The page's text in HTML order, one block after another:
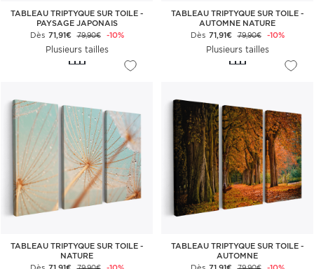
TABLEAU TRIPTYQUE SUR TOILE -
PAYSAGE JAPONAIS
Dès 71,91€ 79,90€ -10%
Plusieurs tailles
TABLEAU TRIPTYQUE SUR TOILE -
AUTOMNE NATURE
Dès 71,91€ 79,90€ -10%
Plusieurs tailles
TABLEAU TRIPTYQUE SUR TOILE -
NATURE
TABLEAU TRIPTYQUE SUR TOILE -
AUTOMNE